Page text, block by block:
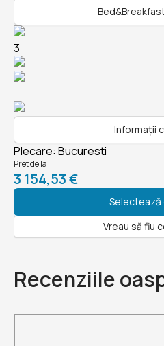
3
Informații
Plecare: Bucuresti
Pret de la
3 154,53 €
Selectează
Vreau să fiu
Recenziile